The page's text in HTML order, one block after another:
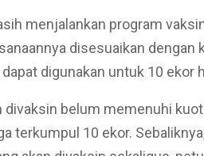
menjalankan program
disesuaikan dengan
digunakan untuk 10 ekor
divaksin belum memenuhi
terkumpul 10 ekor.